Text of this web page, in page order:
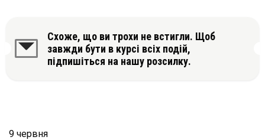
Схоже, що ви трохи не встигли. Щоб
завжди бути в курсі всіх подій,
підпишіться на нашу розсилку.
9 червня